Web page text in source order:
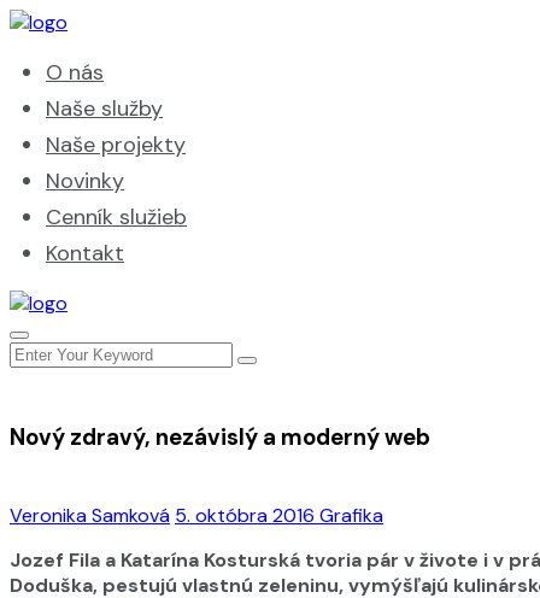
O nás
Naše služby
Naše projekty
Novinky
Cenník služieb
Kontakt
Veronika Samková 5. októbra 2016 Grafika
Nový zdravý, nezávislý a moderný web
Jozef Fila a Katarína Kosturská tvoria pár v živote i v
Doduška, pestujú vlastnú zeleninu, vymýšľajú